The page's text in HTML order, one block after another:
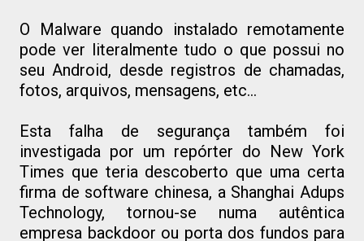
O Malware quando instalado remotamente
pode ver literalmente tudo o que possui no
seu Android, desde registros de chamadas,
fotos, arquivos, mensagens, etc...
Esta falha de segurança também foi
investigada por um repórter do New York
Times que teria descoberto que uma certa
firma de software chinesa, a Shanghai Adups
Technology, tornou-se numa autêntica
empresa backdoor ou porta dos fundos para